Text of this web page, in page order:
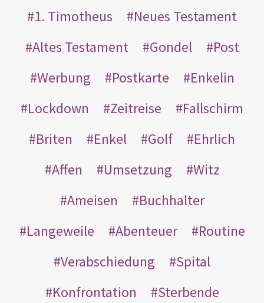
1. Timotheus
Neues Testament
Altes Testament
Gondel
Post
Werbung
Postkarte
Enkelin
Lockdown
Zeitreise
Fallschirm
Briten
Enkel Golf
Ehrlich
Affen
Umsetzung
Witz
Ameisen
Buchhalter
Langeweile
Abenteuer
Routine
Verabschiedung
Spital
Konfrontation
Sterbende